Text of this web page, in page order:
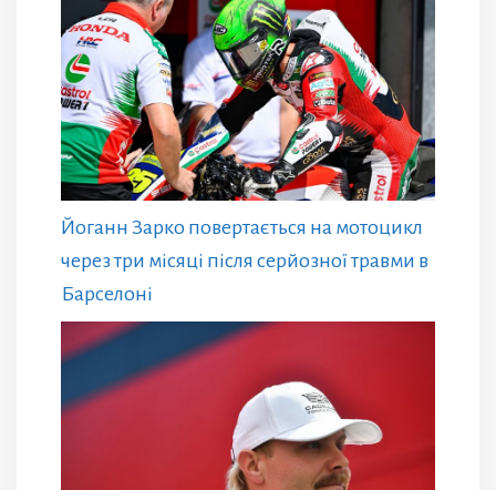
Йоганн Зарко повертається на мотоцикл
через три місяці після серйозної травми в
Барселоні